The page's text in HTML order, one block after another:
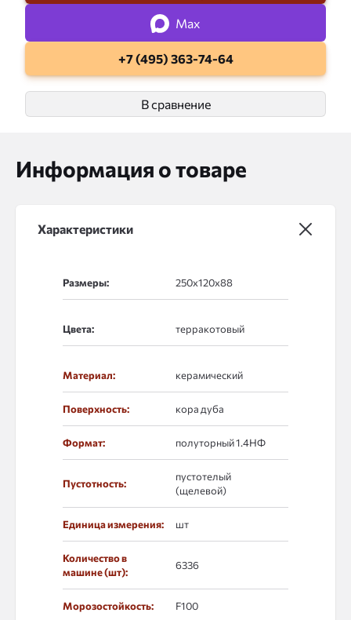
Max
+7 (495) 363-74-64
В сравнение
Информация о товаре
Характеристики
Размеры:
Цвета:
Материал: керамический
Поверхность: кора дуба
Формат: полуторный 1.4НФ
Пустотность:
пустотелый
(щелевой)
Единица измерения: шт
Количество в
машине (шт):
6336
Морозостойкость: F100